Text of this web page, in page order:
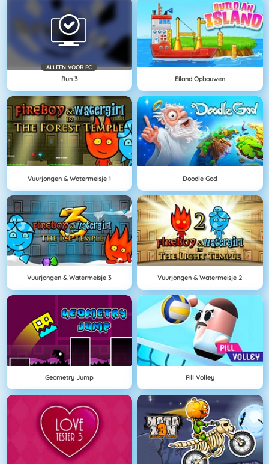
ALLEEN VOOR PC
Run 3 Eiland Opbouwen
Vuurjongen & Watermeisje 1 Doodle God
Vuurjongen & Watermeisje 3 Vuurjongen & Watermeisje 2
Geometry Jump Pill Volley